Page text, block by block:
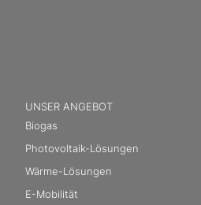
UNSER ANGEBOT
Biogas
Photovoltaik-Lösungen
Wärme-Lösungen
E-Mobilität